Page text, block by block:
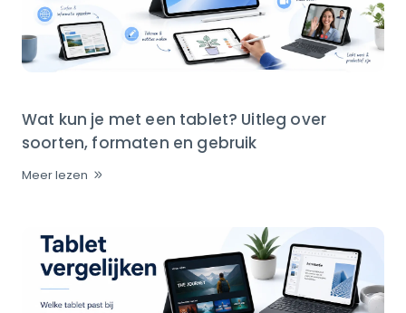
Wat kun je met een tablet? Uitleg over
soorten, formaten en gebruik
Meer lezen